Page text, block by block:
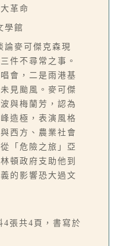
革命
學館
論麥可傑克森現
件不尋常之事。
會，二是雨港基
見颱風。麥可傑
與梅蘭芳，認為
造極，表演風格
西方、農業社會
「危險之旅」亞
頓政府支助他到
的影響恐大過文
4張共4頁，書寫於